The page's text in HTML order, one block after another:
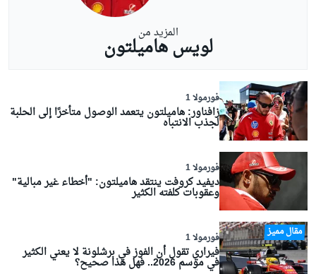
المزيد من
لويس هاميلتون
فورمولا 1
زافناور: هاميلتون يتعمد الوصول متأخرًا إلى الحلبة
لجذب الانتباه
فورمولا 1
ديفيد كروفت ينتقد هاميلتون: "أخطاء غير مبالية"
وعقوبات كلفته الكثير
مقال مميز فورمولا 1
فيراري تقول أن الفوز في برشلونة لا يعني الكثير
في موسم 2026.. فهل هذا صحيح؟